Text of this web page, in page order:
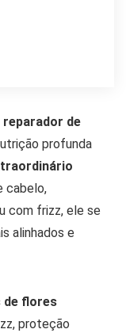
reparador de
profunda
cabelo,
com frizz, ele se
alinhados e
de flores
proteção